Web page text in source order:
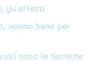
gli effetti
vanno bene per
sono le tecniche